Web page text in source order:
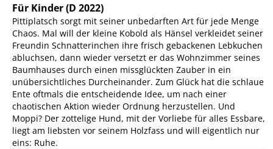
Für Kinder(D 2022)
Pittiplatsch sorgt mit seiner unbedarften Art für jede Menge
Chaos. Mal will der kleine Kobold als Hänsel verkleidet seiner
Freundin Schnatterinchen ihre frisch gebackenen Lebkuchen
abluchsen, dann wieder versetzt er das Wohnzimmer seines
Baumhauses durch einen missglückten Zauber in ein
unübersichtliches Durcheinander. Zum Glück hat die schlaue
Ente oftmals die entscheidende Idee, um nach einer
chaotischen Aktion wieder Ordnung herzustellen. Und
Moppi? Der zottelige Hund, mit der Vorliebe für alles Essbare,
liegt am liebsten vor seinem Holzfass und will eigentlich nur
eins: Ruhe.